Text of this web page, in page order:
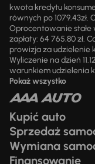
kwota kredytu
równych po
Oprocentowanie stałe
zapłaty: 64 765,80 zł.
prowizja za udzielenie
Wyliczenie na dzień
warunkiem udzielenia
Pokaż wszystko
Kupić auto
Sprzedaż
Wymiana
Finansowanie